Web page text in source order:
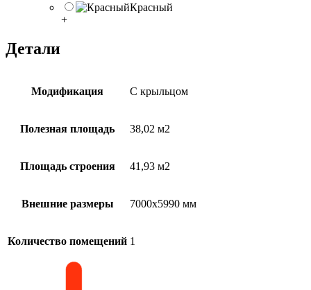
Красный
+
Детали
Модификация С крыльцом
Полезная площадь 38,02 м2
Площадь строения 41,93 м2
Внешние размеры 7000х5990 мм
Количество помещений 1